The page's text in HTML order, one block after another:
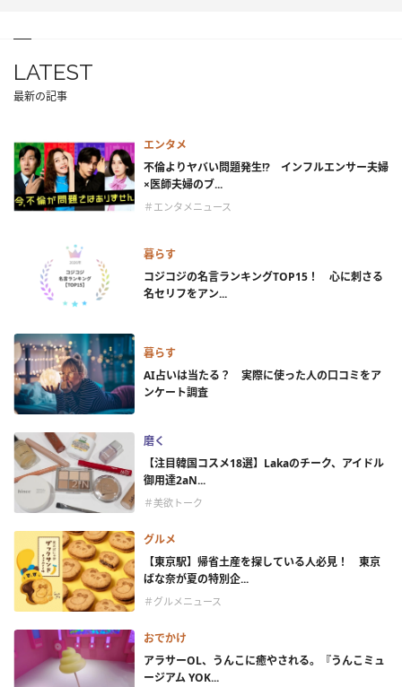
LATEST
最新の記事
エンタメ
不倫よりヤバい問題発生!? インフルエンサー夫婦
×医師夫婦のブ...
＃エンタメニュース
暮らす
コジコジの名言ランキングTOP15！ 心に刺さる
名セリフをアン...
暮らす
AI占いは当たる？ 実際に使った人の口コミをア
ンケート調査
磨く
【注目韓国コスメ18選】Lakaのチーク、アイドル
御用達2aN...
＃美欲トーク
グルメ
【東京駅】帰省土産を探している人必見！ 東京
ばな奈が夏の特別企...
＃グルメニュース
おでかけ
アラサーOL、うんこに癒やされる。『うんこミュ
ージアム YOK...